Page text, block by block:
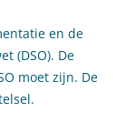
en de
(DSO). De
moet zijn. De